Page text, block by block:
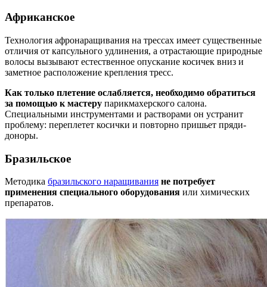
Африканское
Технология афронаращивания на трессах имеет существенные
отличия от капсульного удлинения, а отрастающие природные
волосы вызывают естественное опускание косичек вниз и
заметное расположение крепления тресс.
Как только плетение ослабляется, необходимо обратиться
за помощью к мастеру парикмахерского салона.
Специальными инструментами и растворами он устранит
проблему: переплетет косички и повторно пришьет пряди-
доноры.
Бразильское
Методика бразильского наращивания не потребует
применения специального оборудования или химических
препаратов.